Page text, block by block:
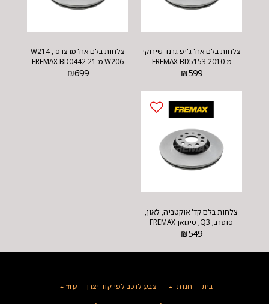
צלחות בלם אח' ג'יפ גרנד שירוקי
מ-2010 FREMAX BD5153
₪599
צלחות בלם אח' מרצדס W214 ,
W206 מ-21 FREMAX BD0442
₪699
צלחות בלם קד' אוקטביה, לאון,
סופרב, Q3, טיגואן FREMAX
BD5618
₪549
בית חנות צבע לרכב לפי קוד יצרן עוד